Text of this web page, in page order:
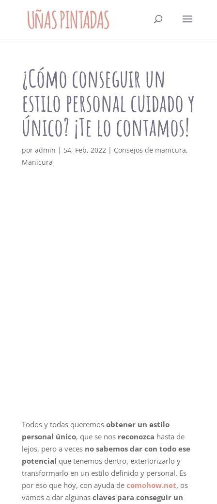
¿Cómo conseguir un
estilo personal cuidado y
único? ¡Te lo contamos!
por admin | 54, Feb, 2022| Consejos de manicura,
Manicura
Todos y todas queremos obtener un estilo
personal único, que se nos reconozca hasta de
lejos, pero a veces no sabemos dar con todo ese
potencial que tenemos dentro, exteriorizarlo y
transformarlo en un estilo definido y personal. Es
por eso que hoy, con ayuda de comohow.net, os
vamos a dar algunas claves para conseguir un